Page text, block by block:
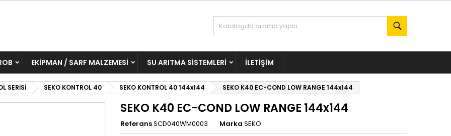
EKIPMAN / SARF MALZEMESI SU ARITMA SISTEMLERI İLETIŞIM
SERİSİ SEKO KONTROL 40 SEKO KONTROL 40 144x144 SEKO K40 EC-COND LOW RANGE 144x144
SEKO K40 EC-COND LOW RANGE 144x144
ReferansSCD040WM0003 Marka SEKO